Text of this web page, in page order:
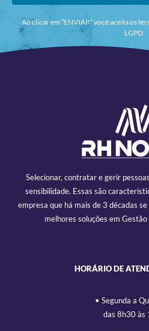
Ao clicar em “ENVIAR” você aceita os
LGPD.
Selecionar, contratar e gerir
sensibilidade. Essas são
empresa que há mais de 3 décadas
melhores soluções em
HORÁRIO DE
• Segunda a
das 8h30 às